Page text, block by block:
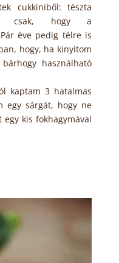
cukkiniből: tészta
csak, hogy a
éve pedig télre is
hogy, ha kinyitom
használható
kaptam 3 hatalmas
egy sárgát, hogy ne
kis fokhagymával